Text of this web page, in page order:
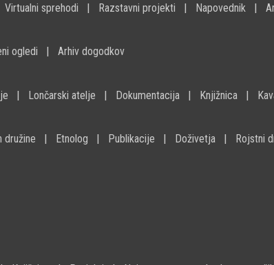
Virtualni sprehodi Razstavni projekti Napovednik
ogledi Arhiv dogodkov
Lončarski atelje Dokumentacija Knjižnica
družine Etnolog Publikacije Doživetja Rojstni